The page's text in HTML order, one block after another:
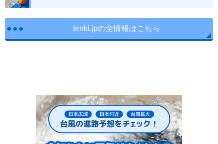
tenki.jpの全情報はこちら